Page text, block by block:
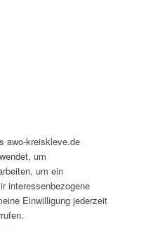
awo-kreiskleve.de
um
um ein
interessenbezogene
Einwilligung jederzeit